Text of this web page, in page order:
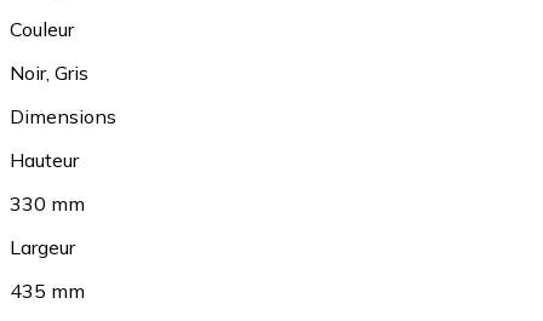
Couleur
Noir, Gris
Dimensions
Hauteur
330 mm
Largeur
435 mm